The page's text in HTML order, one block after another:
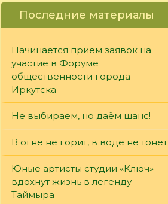
Последние материалы
Начинается прием заявок на
участие в Форуме
общественности города
Иркутска
Не выбираем, но даём шанс!
В огне не горит, в воде не тонет
Юные артисты студии «Ключ»
вдохнут жизнь в легенду
Таймыра